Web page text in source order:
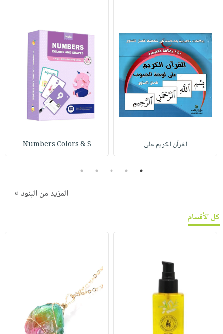
القرآن الكريم على Numbers Colors & S
1
2
3
4
5
المزيد من البنود »
كل الأقسام